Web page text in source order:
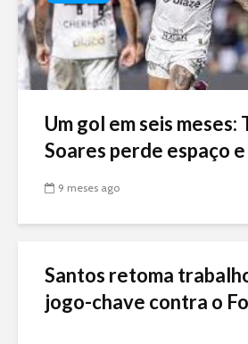
Um gol em seis meses:
Soares perde espaço
9 meses ago
Santos retoma
jogo-chave contra o